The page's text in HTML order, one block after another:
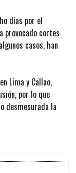
días por el
provocado cortes
casos, han
Lima y Callao,
por lo que
desmesurada la